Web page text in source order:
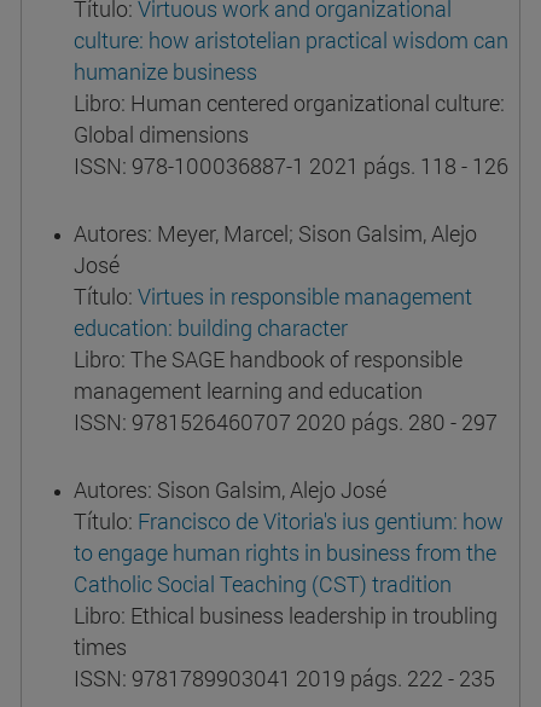
Título:Virtuous work and organizational
culture: how aristotelian practical wisdom can
humanize business
Libro: Human centered organizational culture:
Global dimensions
ISSN: 978-100036887-1 2021 págs. 118 - 126
Autores: Meyer, Marcel; Sison Galsim, Alejo
José
Título:Virtues in responsible management
education: building character
Libro: The SAGE handbook of responsible
management learning and education
ISSN: 9781526460707 2020 págs. 280 - 297
Autores: Sison Galsim, Alejo José
Título: Francisco de Vitoria's ius gentium: how
to engage human rights in business from the
Catholic Social Teaching (CST) tradition
Libro: Ethical business leadership in troubling
times
ISSN: 9781789903041 2019 págs. 222 - 235